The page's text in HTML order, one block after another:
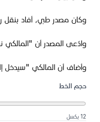
وكان مصدر طبي، أفاد بنقل
وادّعى المصدر أن
وأضاف أن المالكي "سيدخل
حجم الخط
12 بكسل